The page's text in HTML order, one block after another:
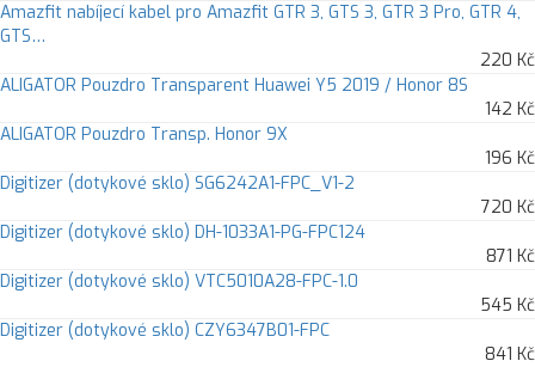
Amazfit nabíjecí kabel pro Amazfit GTR 3, GTS 3, GTR 3 Pro, GTR 4,
GTS…
220 Kč
ALIGATOR Pouzdro Transparent Huawei Y5 2019 / Honor 8S
142 Kč
ALIGATOR Pouzdro Transp. Honor 9X
196 Kč
Digitizer (dotykové sklo) SG6242A1-FPC_V1-2
720 Kč
Digitizer (dotykové sklo) DH-1033A1-PG-FPC124
871 Kč
Digitizer (dotykové sklo) VTC5010A28-FPC-1.0
545 Kč
Digitizer (dotykové sklo) CZY6347B01-FPC
841 Kč